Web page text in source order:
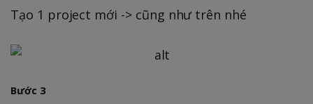
Tạo 1 project mới -> cũng như trên nhé
Bước 3